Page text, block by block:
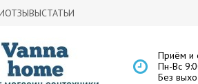
ОТЗЫВЫСТАТЬИ
Приём и
Пн-Вс
Без